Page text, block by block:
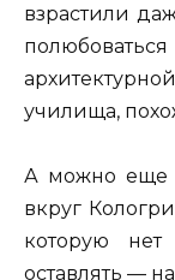
взрастили
училища,
А можно еще
вкруг
которую
оставлять —